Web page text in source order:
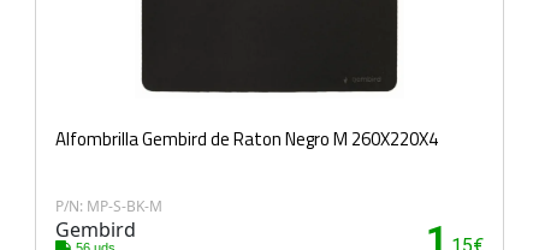
Alfombrilla Gembird de Raton Negro M 260X220X4
P/N: MP-S-BK-M
Gembird 1